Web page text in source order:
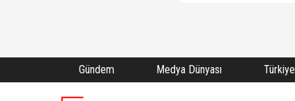
Gündem Medya Dünyası Türkiye